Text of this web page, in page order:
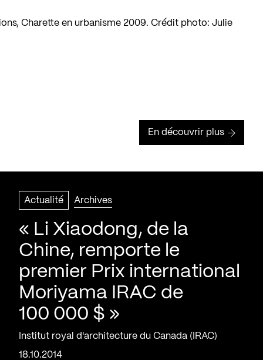
Charette en urbanisme 2009. Crédit photo: Julie
En découvrir plus
Actualité Archives
« Li Xiaodong, de la
Chine, remporte le
premier Prix international
Moriyama IRAC de
100 000 $ »
Institut royal d'architecture du Canada (IRAC)
18.10.2014